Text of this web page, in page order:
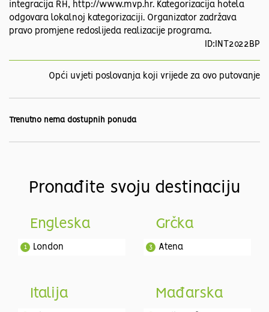
integracija RH, http://www.mvp.hr. Kategorizacija hotela
odgovara lokalnoj kategorizaciji. Organizator zadržava
pravo promjene redoslijeda realizacije programa.
ID:INT2022BP
Opći uvjeti poslovanja koji vrijede za ovo putovanje
Trenutno nema dostupnih ponuda
Pronađite svoju destinaciju
Engleska
London
1
Grčka
Atena
3
Italija Mađarska